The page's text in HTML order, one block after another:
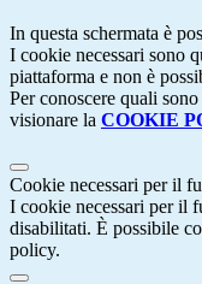
In questa schermata è
I cookie necessari sono
piattaforma e non è
Per conoscere quali
visionare la COOKIE
Cookie necessari per il
I cookie necessari per il
disabilitati. È possibile
policy.